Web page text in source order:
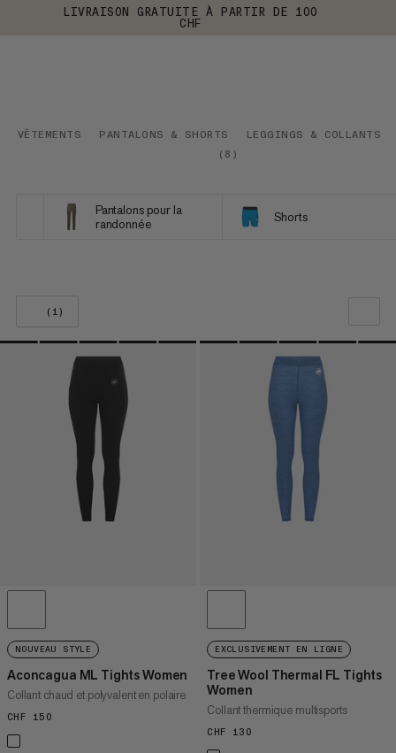
LIVRAISON GRATUITE À PARTIR DE 100
CHF
VÊTEMENTS PANTALONS & SHORTS
LEGGINGS & COLLANTS
( 8 )
Pantalons pour la
randonnée
Shorts
(1)
NOTRE SELECTION
PRIX CROISSANT
PRIX DÉCROISSANT
NOUVEAUTÉS
ÉVALUATION
NOUVEAU STYLE
Aconcagua ML Tights Women
Collant chaud et polyvalent en polaire
CHF 150
EXCLUSIVEMENT EN LIGNE
Tree Wool Thermal FL Tights
Women
Collant thermique multisports
CHF 130